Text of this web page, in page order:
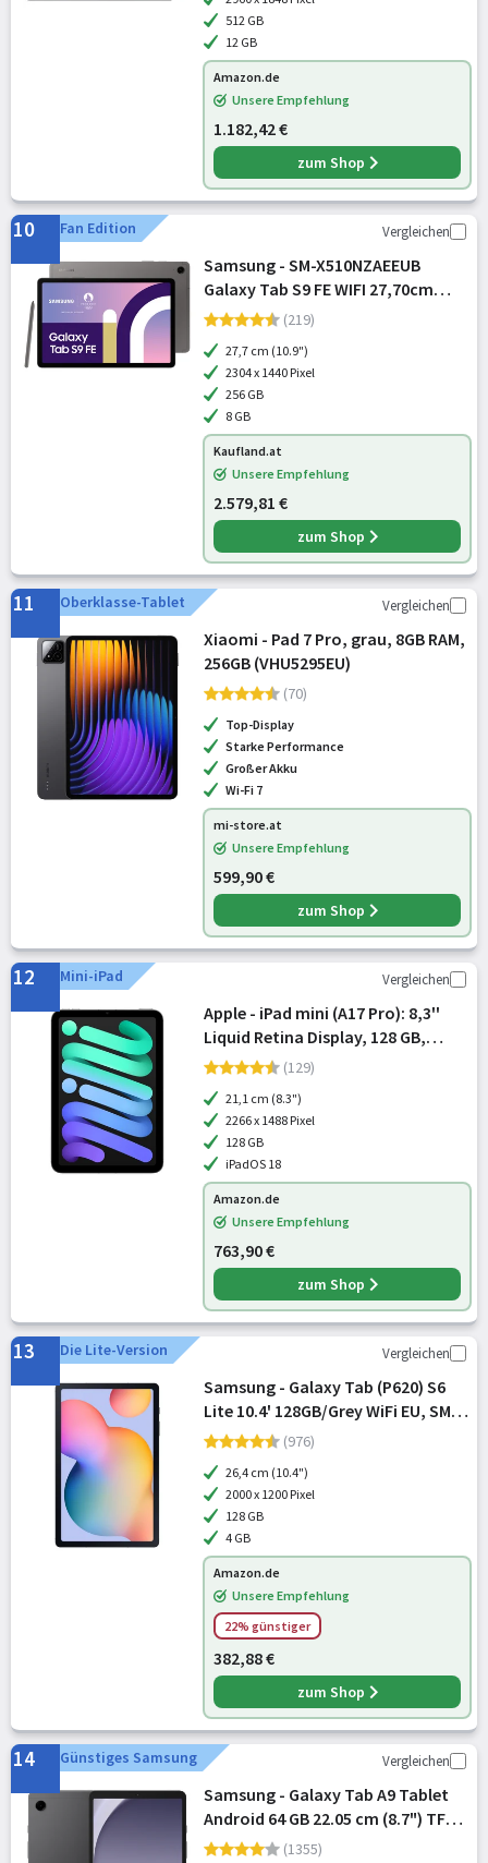
512 GB
12 GB
Amazon.de
Unsere Empfehlung
1.182,42 €
zum Shop
10 Fan Edition Vergleichen
Samsung - SM-X510NZAEEUB
Galaxy Tab S9 FE WIFI 27,70cm
10,9Zoll 8GB 256GB Gray
(219)
27,7 cm (10.9")
2304 x 1440 Pixel
256 GB
8 GB
Kaufland.at
Unsere Empfehlung
2.579,81 €
zum Shop
11 Oberklasse-Tablet Vergleichen
Xiaomi - Pad 7 Pro, grau, 8GB RAM,
256GB (VHU5295EU)
(70)
Top-Display
Starke Performance
Großer Akku
Wi-Fi 7
mi-store.at
Unsere Empfehlung
599,90 €
zum Shop
12 Mini-iPad Vergleichen
Apple - iPad mini (A17 Pro): 8,3''
Liquid Retina Display, 128 GB,
WLAN 6E und 5G Mobilfunk, 12 MP
ID, Batterie für den ganzen T
(129)
21,1 cm (8.3")
2266 x 1488 Pixel
128 GB
iPadOS 18
Amazon.de
Unsere Empfehlung
763,90 €
zum Shop
13 Die Lite-Version Vergleichen
Samsung - Galaxy Tab (P620) S6
Lite 10.4' 128GB/Grey WiFi EU, SM-
P620NZAEEUE
(976)
26,4 cm (10.4")
2000 x 1200 Pixel
128 GB
4 GB
Amazon.de
Unsere Empfehlung
22% günstiger
382,88 €
zum Shop
14 Günstiges Samsung Vergleichen
Samsung - Galaxy Tab A9 Tablet
Android 64 GB 22.05 cm (8.7") TFT
(1340 x 800) microSD-Steckplatz
(1355)